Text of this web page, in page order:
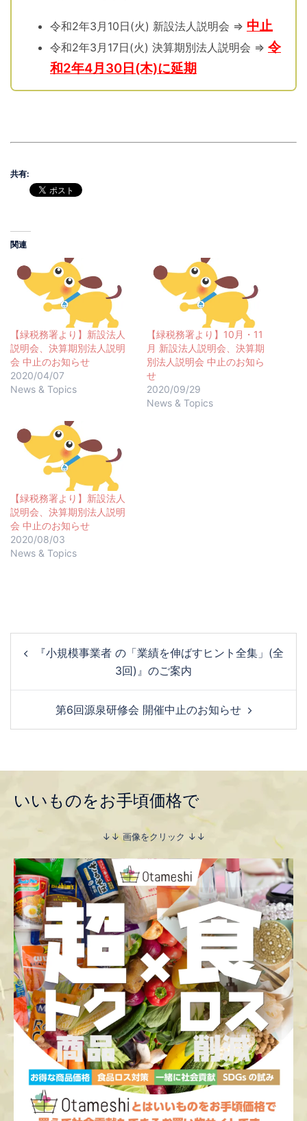
令和2年3月10日(火) 新設法人説明会 ⇒ 中止
令和2年3月17日(火) 決算期別法人説明会 ⇒ 令
和2年4月30日(木)に延期
共有:
関連
【緑税務署より】新設法人
説明会、決算期別法人説明
会 中止のお知らせ
2020/04/07
News & Topics
【緑税務署より】10月・11
月 新設法人説明会、決算期
別法人説明会 中止のお知ら
せ
2020/09/29
News & Topics
【緑税務署より】新設法人
説明会、決算期別法人説明
会 中止のお知らせ
2020/08/03
News & Topics
『小規模事業者 の「業績を伸ばすヒント全集」(全
3回)』のご案内
第6回源泉研修会 開催中止のお知らせ
いいものをお手頃価格で
↓↓ 画像をクリック ↓↓